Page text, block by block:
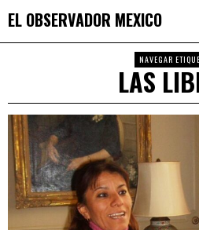
EL OBSERVADOR MEXICO
NAVEGAR
LAS